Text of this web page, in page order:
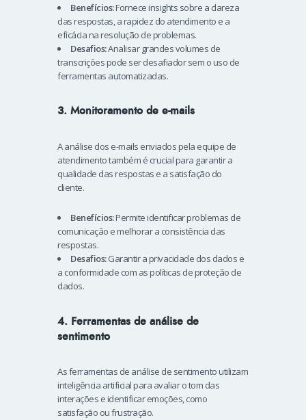
Benefícios:Fornece insights sobre a clareza
das respostas, a rapidez do atendimento e a
eficácia na resolução de problemas.
Desafios:Analisar grandes volumes de
transcrições pode ser desafiador sem o uso de
ferramentas automatizadas.
3. Monitoramento de e-mails
A análise dos e-mails enviados pela equipe de
atendimento também é crucial para garantir a
qualidade das respostas e a satisfação do
cliente.
Benefícios:Permite identificar problemas de
comunicação e melhorar a consistência das
respostas.
Desafios:Garantir a privacidade dos dados e
a conformidade com as políticas de proteção de
dados.
4. Ferramentas de análise de
sentimento
As ferramentas de análise de sentimento utilizam
inteligência artificial para avaliar o tom das
interações e identificar emoções, como
satisfação ou frustração.